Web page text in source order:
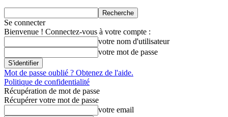
Se connecter
Bienvenue ! Connectez-vous à votre compte :
votre nom d'utilisateur
votre mot de passe
Mot de passe oublié ? Obtenez de l'aide.
Politique de confidentialité
Récupération de mot de passe
Récupérer votre mot de passe
votre email